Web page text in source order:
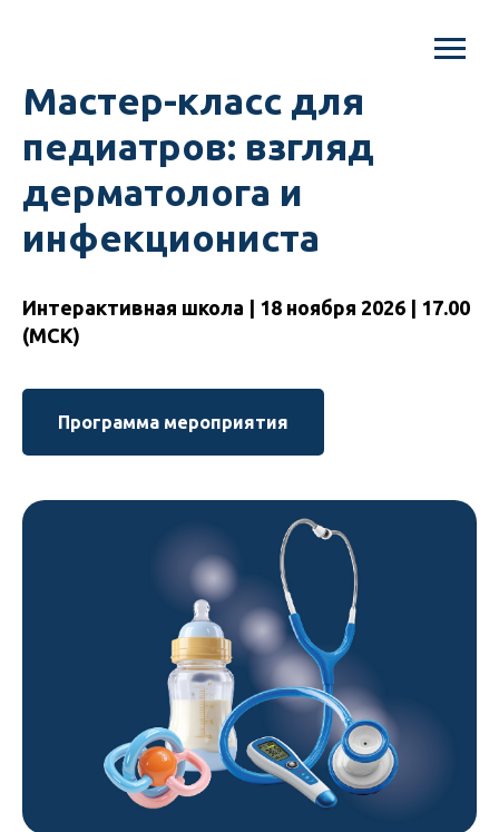
Мастер-класс для
педиатров: взгляд
дерматолога и
инфекциониста
Интерактивная школа | 18 ноября 2026 | 17.00
(МСК)
Программа мероприятия